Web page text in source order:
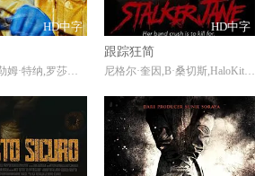
HD中字
乔治·麦凯,卡勒姆·特纳,罗莎琳德·以利亚撒,弗朗西斯·麦基,爱德华·罗,玛丽·伍德维恩,雅娜·彭罗斯
HD中字
跟踪狂简
尼格尔·奎因,B·桑切斯,HaloKitsch